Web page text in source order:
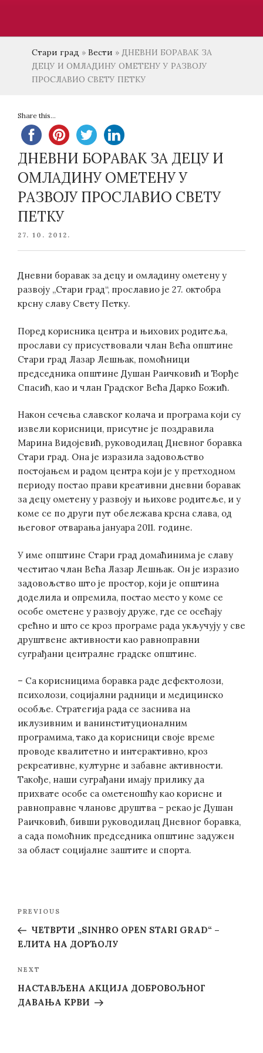
Стари град » Вести » ДНЕВНИ БОРАВАК ЗА
ДЕЦУ И ОМЛАДИНУ ОМЕТЕНУ У РАЗВОЈУ
ПРОСЛАВИО СВЕТУ ПЕТКУ
Share this...
ДНЕВНИ БОРАВАК ЗА ДЕЦУ И
ОМЛАДИНУ ОМЕТЕНУ У
РАЗВОЈУ ПРОСЛАВИО СВЕТУ
ПЕТКУ
POSTED
27. 10. 2012.
Дневни боравак за децу и омладину ометену у
развоју „Стари град“, прославио је 27. октобра
крсну славу Свету Петку.
Поред корисника центра и њихових родитеља,
прослави су присуствовали члан Већа општине
Стари град Лазар Лешњак, помоћници
председника општине Душан Раичковић и Ђорђе
Спасић, као и члан Градског Већа Дарко Божић.
Након сечења славског колача и програма који су
извели корисници, присутне је поздравила
Марина Видојевић, руководилац Дневног боравка
Стари град. Она је изразила задовољство
постојањем и радом центра који је у претходном
периоду постао прави креативни дневни боравак
за децу ометену у развоју и њихове родитеље, и у
коме се по други пут обележава крсна слава, од
његовог отварања јануара 2011. године.
У име општине Стари град домаћинима је славу
честитао члан Већа Лазар Лешњак. Он је изразио
задовољство што је простор, који је општина
доделила и опремила, постао место у коме се
особе ометене у развоју друже, где се осећају
срећно и што се кроз програме рада укључују у све
друштвене активности као равноправни
суграђани централне градске општине.
– Са корисницима боравка раде дефектолози,
психолози, социјални радници и медицинско
особље. Стратегија рада се заснива на
иклузивним и ванинституционалним
програмима, тако да корисници своје време
проводе квалитетно и интерактивно, кроз
рекреативне, културне и забавне активности.
Такође, наши суграђани имају прилику да
прихвате особе са ометеношћу као корисне и
равноправне чланове друштва – рекао је Душан
Раичковић, бивши руководилац Дневног боравка,
а сада помоћник председника општине задужен
за област социјалне заштите и спорта.
Previous
Post
PREVIOUS
ЧЕТВРТИ „SINHRO OPEN STARI GRAD“ –
ЕЛИТА НА ДОРЋОЛУ
Next
Post
NEXT
НАСТАВЉЕНА АКЦИЈА ДОБРОВОЉНОГ
ДАВАЊА КРВИ